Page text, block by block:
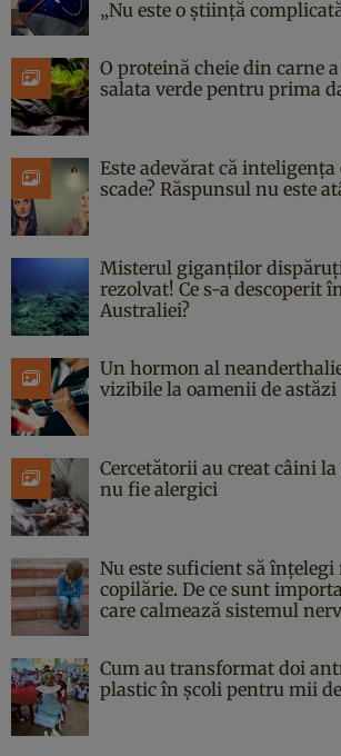
„Nu este o știință
O proteină cheie din carne
salata verde pentru prima
Este adevărat că
scade? Răspunsul nu este
Misterul giganților
rezolvat! Ce s-a descoperit
Australiei?
Un hormon al
vizibile la oamenii de astăzi
Cercetătorii au creat câini
nu fie alergici
Nu este suficient să
copilărie. De ce sunt
care calmează sistemul
Cum au transformat doi
plastic în școli pentru mii